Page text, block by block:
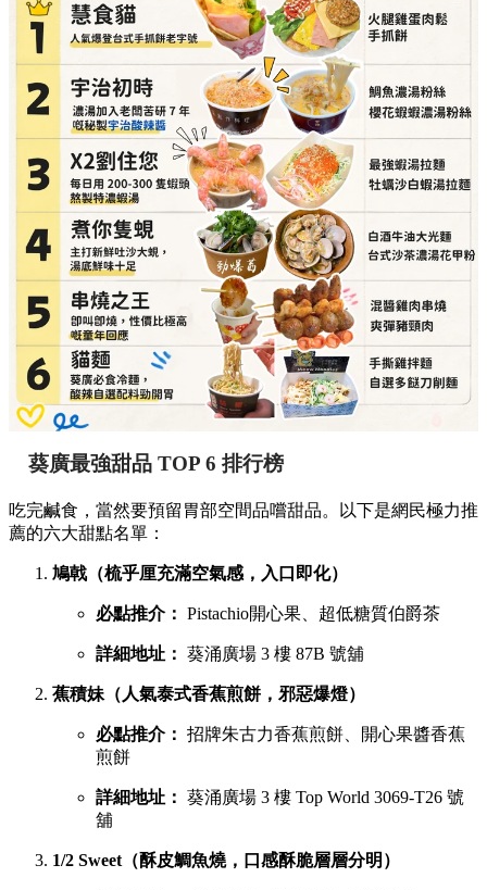
葵廣最強甜品 TOP 6 排行榜
吃完鹹食，當然要預留胃部空間品嚐甜品。以下是網民極力推
薦的六大甜點名單：
鳩戟（梳乎厘充滿空氣感，入口即化）
必點推介： Pistachio開心果、超低糖質伯爵茶
詳細地址： 葵涌廣場 3 樓 87B 號舖
蕉積妹（人氣泰式香蕉煎餅，邪惡爆燈）
必點推介： 招牌朱古力香蕉煎餅、開心果醬香蕉
煎餅
詳細地址： 葵涌廣場 3 樓 Top World 3069-T26 號
舖
1/2 Sweet（酥皮鯛魚燒，口感酥脆層層分明）